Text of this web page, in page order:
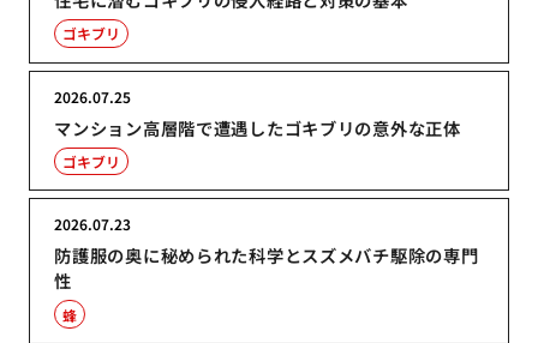
ゴキブリ
マンション高層階で遭遇したゴキブリの意外な正体
2026.07.25
ゴキブリ
防護服の奥に秘められた科学とスズメバチ駆除の専門
性
2026.07.23
蜂